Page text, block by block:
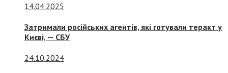
14.04.2025
Затримали російських агентів, які готували теракт у
Києві, — СБУ
24.10.2024